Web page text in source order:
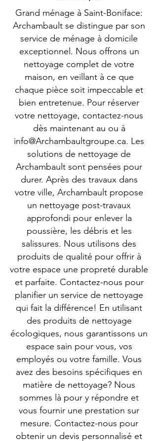
Grand ménage à Saint-Boniface:
Archambault se distingue par son
service de ménage à domicile
exceptionnel. Nous offrons un
nettoyage complet de votre
maison, en veillant à ce que
chaque pièce soit impeccable et
bien entretenue. Pour réserver
votre nettoyage, contactez-nous
dès maintenant au ou à
info@Archambaultgroupe.ca. Les
solutions de nettoyage de
Archambault sont pensées pour
durer. Après des travaux dans
votre ville, Archambault propose
un nettoyage post-travaux
approfondi pour enlever la
poussière, les débris et les
salissures. Nous utilisons des
produits de qualité pour offrir à
votre espace une propreté durable
et parfaite. Contactez-nous pour
planifier un service de nettoyage
qui fait la différence! En utilisant
des produits de nettoyage
écologiques, nous garantissons un
espace sain pour vous, vos
employés ou votre famille. Vous
avez des besoins spécifiques en
matière de nettoyage? Nous
sommes là pour y répondre et
vous fournir une prestation sur
mesure. Contactez-nous pour
obtenir un devis personnalisé et